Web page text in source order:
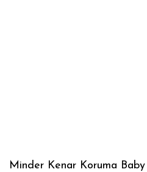
Minder Kenar Koruma